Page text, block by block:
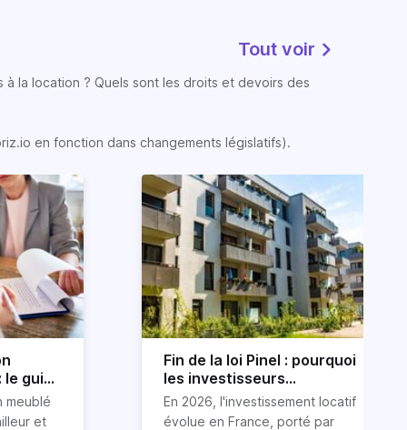
Tout voir
la location ? Quels sont les droits et devoirs des
en fonction dans changements législatifs).
guide
meublé
et
Fin de la loi Pinel : pourquoi
les investisseurs
immobiliers se tournent
vers le LLI en 2026
En 2026, l'investissement locatif
évolue en France, porté par